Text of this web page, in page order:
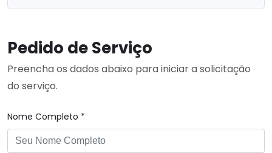
Pedido de Serviço
Preencha os dados abaixo para iniciar a solicitação
do serviço.
Nome Completo *